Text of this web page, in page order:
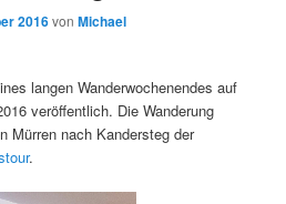
2016vonMichael
langen Wanderwochenendes auf
veröffentlich. Die Wanderung
Mürren nach Kandersteg der
.